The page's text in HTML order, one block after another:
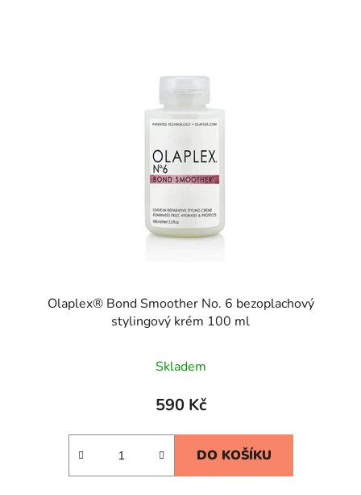
Olaplex® Bond Smoother No. 6 bezoplachový
stylingový krém 100 ml
Skladem
590 Kč
DO KOŠÍKU